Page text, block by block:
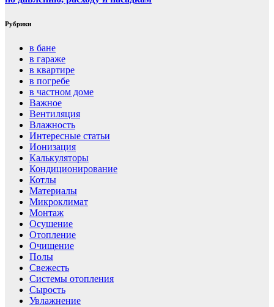
Рубрики
в бане
в гараже
в квартире
в погребе
в частном доме
Важное
Вентиляция
Влажность
Интересные статьи
Ионизация
Калькуляторы
Кондиционирование
Котлы
Материалы
Микроклимат
Монтаж
Осушение
Отопление
Очищение
Полы
Свежесть
Системы отопления
Сырость
Увлажнение